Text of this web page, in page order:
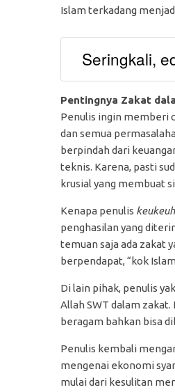
Islam terkadang
Seringkali,
Pentingnya Zakat
Penulis ingin memberi
dan semua
berpindah dari
teknis. Karena, pasti
krusial yang membuat
Kenapa penulis keukeuh
penghasilan yang
temuan saja ada zakat
berpendapat, “kok
Di lain pihak, penulis
Allah SWT dalam
beragam bahkan bisa
Penulis kembali
mengenai ekonomi
mulai dari kesulitan